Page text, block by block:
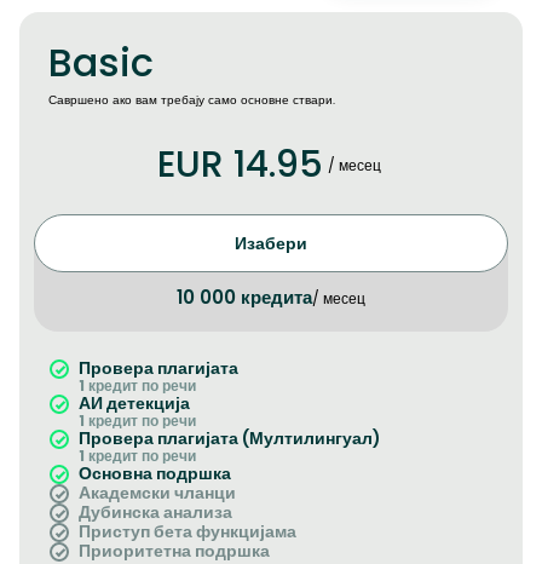
Basic
Савршено ако вам требају само основне ствари.
EUR 14.95 / месец
Изабери
10 000 кредита/ месец
Провера плагијата
1 кредит по речи
АИ детекција
1 кредит по речи
Провера плагијата (Мултилингуал)
1 кредит по речи
Основна подршка
Академски чланци
Дубинска анализа
Приступ бета функцијама
Приоритетна подршка